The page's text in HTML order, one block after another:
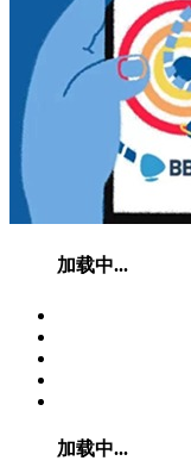
加载中...
加载中...